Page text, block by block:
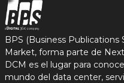
BPS (Business Publications
Market, forma parte de
DCM es el lugar para
mundo del data center,